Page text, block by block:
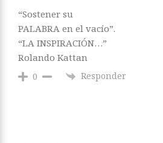
“Sostener su
PALABRA en el vacío”.
“LA INSPIRACIÓN…”
Rolando Kattan
0 Responder